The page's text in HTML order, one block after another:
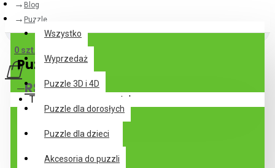
Wszystko
Wszystko
Wyprzedaż
Puzzle 3D i 4D
Puzzle dla dorosłych
Puzzle dla dzieci
Akcesoria do puzzli
0 szt. - 0zl
Twój koszyk jest pusty!
Blog
Puzzle
Puzzle
RSS Feed